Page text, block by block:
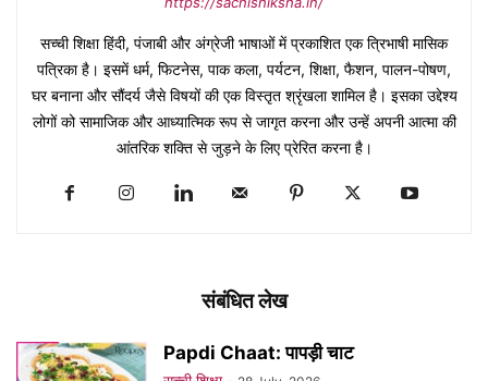
सच्ची शिक्षा हिंदी, पंजाबी और अंग्रेजी भाषाओं में प्रकाशित एक त्रिभाषी मासिक
पत्रिका है। इसमें धर्म, फिटनेस, पाक कला, पर्यटन, शिक्षा, फैशन, पालन-पोषण,
घर बनाना और सौंदर्य जैसे विषयों की एक विस्तृत श्रृंखला शामिल है। इसका उद्देश्य
लोगों को सामाजिक और आध्यात्मिक रूप से जागृत करना और उन्हें अपनी आत्मा की
आंतरिक शक्ति से जुड़ने के लिए प्रेरित करना है।
संबंधित लेख
Papdi Chaat: पापड़ी चाट